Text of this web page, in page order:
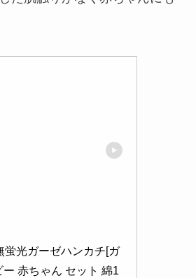
蛍光ガーゼハンカチ[ガ
ー 赤ちゃん セット 綿1